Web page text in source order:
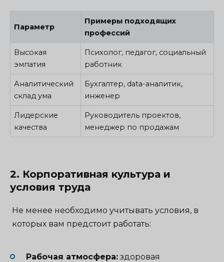
Параметр
Примеры подходящих
профессий
Высокая
эмпатия
Психолог, педагог, социальный
работник
Аналитический
склад ума
Бухгалтер, data-аналитик,
инженер
Лидерские
качества
Руководитель проектов,
менеджер по продажам
2. Корпоративная культура и
условия труда
Не менее необходимо учитывать условия, в
которых вам предстоит работать:
Рабочая атмосфера: здоровая